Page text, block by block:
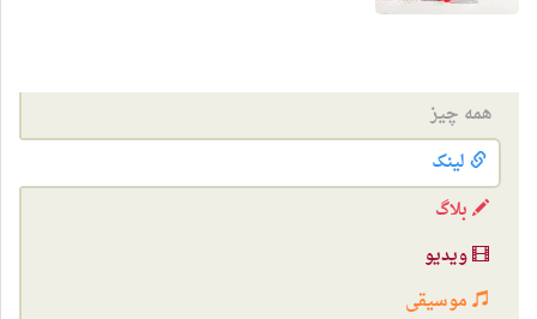
همه چیز
لینک
بلاگ
ویدیو
موسیقی